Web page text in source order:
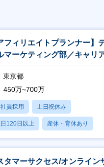
フィリエイトプランナー】
マーケティング部／キャリ
富／リモート可
東京都
450万~700万
員採用 土日祝休み
120日以上 産休・育休あり
業20時間以内
タマーサクセス/オンライン